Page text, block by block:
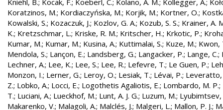
Kniehl, B.; Kocak, F.; Koeberl, C.; Kolano, A. M.; Kollegger, A.;
Koratzinos, M.; Kordiaczyńska, M.; Korjik, M.; Kortner, O.;
Kowalski, S.; Kozaczuk, J.; Kozlov, G. A.; Kozub, S. S.; Krainer, A.
K.; Kretzschmar, L.; Kriske, R. M.; Kritscher, H.; Krkotic, P.;
Kumar, M.; Kumar, M.; Kusina, A.; Kuttimalai, S.; Kuze, M.; Kwon,
Mendola, S.; Lançon, E.; Landsberg, G.; Langacker, P.; Lange, C.;
Lechner, A.; Lee, K.; Lee, S.; Lee, R.; Lefevre, T.; Le Guen, P.;
Monzon, I.; Lerner, G.; Leroy, O.; Lesiak, T.; Lévai, P.; Leveratto,
Z.; Lobko, A.; Locci, E.; Logothetis Agaliotis, E.; Lombardo, M. P.;
T.; Luciani, A.; Lueckhof, M.; Lunt, A. J. G.; Luzum, M.; Lyubimtsev,
Makarenko, V.; Malagoli, A.; Malclés, J.; Malgeri, L.; Mallon, P. J.;